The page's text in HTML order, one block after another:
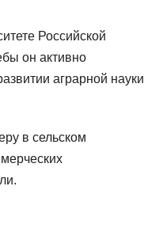
Российской
он активно
аграрной науки
в сельском